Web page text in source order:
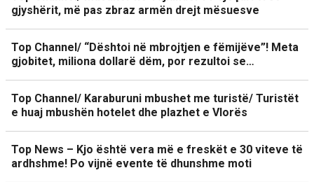
gjyshërit, më pas zbraz armën drejt mësuesve
Top Channel/ “Dështoi në mbrojtjen e fëmijëve”! Meta
gjobitet, miliona dollarë dëm, por rezultoi se…
Top Channel/ Karaburuni mbushet me turistë/ Turistët
e huaj mbushën hotelet dhe plazhet e Vlorës
Top News – Kjo është vera më e freskët e 30 viteve të
ardhshme! Po vijnë evente të dhunshme moti